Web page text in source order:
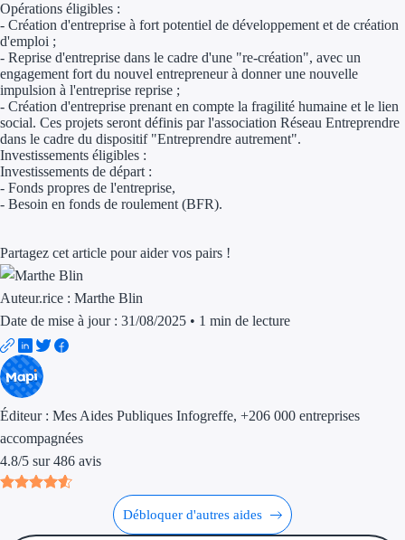
Aides Région
Aides Région
Outre-mer
Aides Région
Aides Européennes
Recherche autonome
Accompagnement
Opérations éligibles :
- Création d'entreprise à fort potentiel de développement et de création
d'emploi ;
- Reprise d'entreprise dans le cadre d'une "re-création", avec un
engagement fort du nouvel entrepreneur à donner une nouvelle
impulsion à l'entreprise reprise ;
- Création d'entreprise prenant en compte la fragilité humaine et le lien
social. Ces projets seront définis par l'association Réseau Entreprendre
dans le cadre du dispositif "Entreprendre autrement".
Investissements éligibles :
Investissements de départ :
- Fonds propres de l'entreprise,
- Besoin en fonds de roulement (BFR).
Partagez cet article pour aider vos pairs !
Auteur.rice : Marthe Blin
Date de mise à jour : 31/08/2025 • 1 min de lecture
Éditeur : Mes Aides Publiques Infogreffe, +206 000 entreprises
accompagnées
4.8/5 sur 486 avis
Débloquer d'autres aides